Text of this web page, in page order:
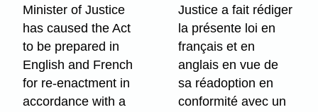
Minister of Justice
has caused the Act
to be prepared in
English and French
for re-enactment in
accordance with a
Justice a fait rédiger
la présente loi en
français et en
anglais en vue de
sa réadoption en
conformité avec un